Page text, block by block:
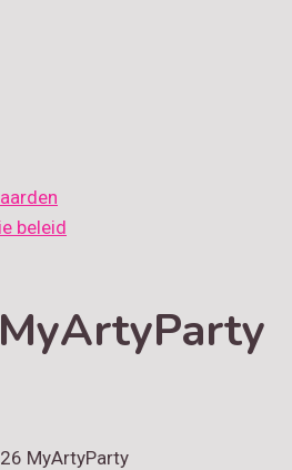
beleid
MyArtyParty
MyArtyParty